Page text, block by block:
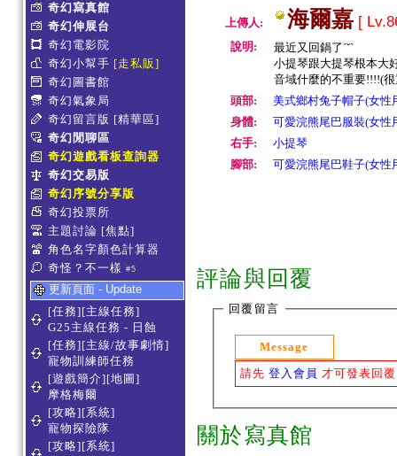
奇幻寫真館
奇幻伸展台
奇幻電影院
奇幻小幫手 [走私販]
奇幻圖書館
奇幻氣象局
奇幻留言版 [精華區]
奇幻閒聊區
奇幻遊戲看板查詢器
奇幻交易版
奇幻序號分享版
奇幻投票所
主題討論 [焦點]
角色名字顏色計算器
奇怪？不一樣 #5
更新頁面 - Update
[任務][主線任務]
G25主線任務 - 日蝕
[任務][主線/故事劇情]
寵物訓練師任務
[遊戲簡介][地圖]
摩格梅爾
[攻略][系統]
寵物探險隊
[攻略][系統]
上傳人: 海爾嘉 [
說明:
最近又回鍋了ˊˇˋ
小提琴跟大提琴根本大
音域什麼的不重要!!!!(
頭部:
美式鄉村兔子帽子(女性
身體:
可愛浣熊尾巴服裝(女性
右手:
小提琴
腳部:
可愛浣熊尾巴鞋子(女性
評論與回覆
回覆留言
Message
請先 登入會員 才可發表回
關於寫真館